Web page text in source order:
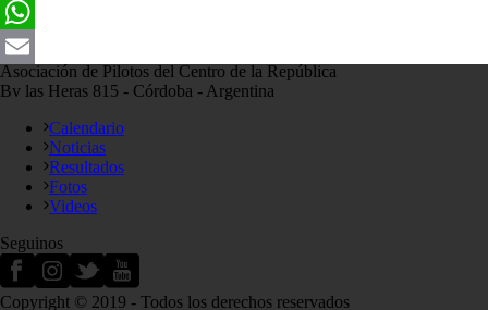
Twitter
WhatsApp
Email
Asociación de Pilotos del Centro de la República
Bv las Heras 815 - Córdoba - Argentina
Calendario
Noticias
Resultados
Fotos
Videos
Seguinos
Copyright © 2019 - Todos los derechos reservados